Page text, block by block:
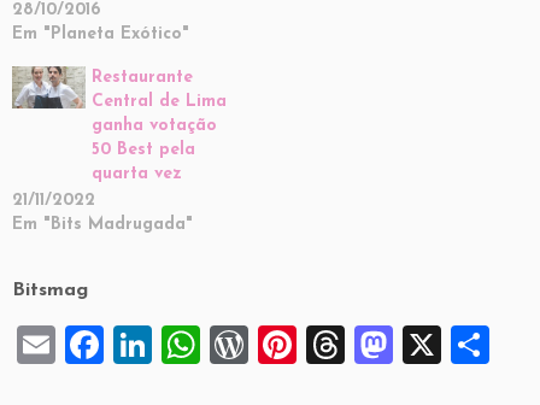
28/10/2016
Em "Planeta Exótico"
Restaurante
Central de Lima
ganha votação
50 Best pela
quarta vez
21/11/2022
Em "Bits Madrugada"
Bitsmag
E
F
Li
W W
Pi
T
M
X